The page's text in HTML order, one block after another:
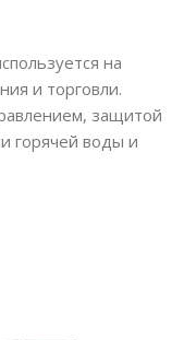
на
и торговли.
защитой
горячей воды и